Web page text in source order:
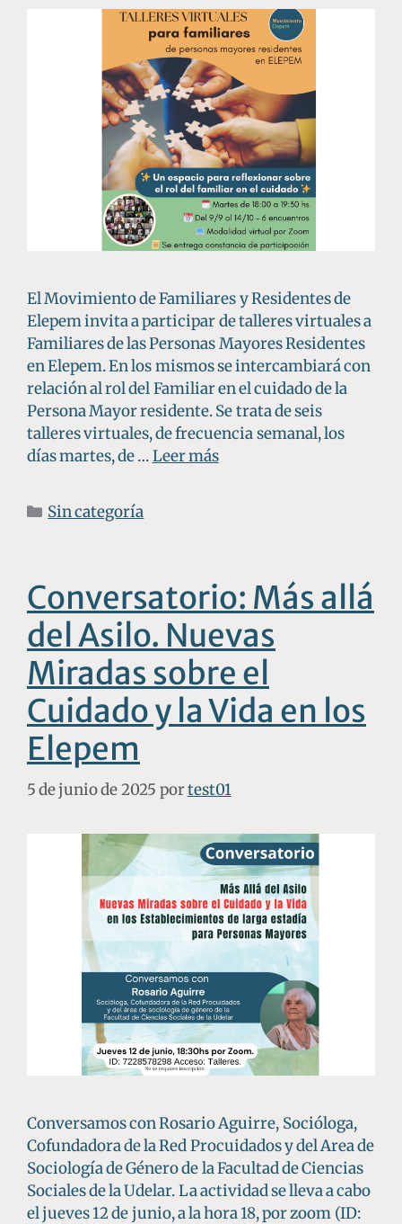
El Movimiento de Familiares y Residentes de
Elepem invita a participar de talleres virtuales a
Familiares de las Personas Mayores Residentes
en Elepem. En los mismos se intercambiará con
relación al rol del Familiar en el cuidado de la
Persona Mayor residente. Se trata de seis
talleres virtuales, de frecuencia semanal, los
días martes, de …Leer más
Sin categoría
Conversatorio: Más allá
del Asilo. Nuevas
Miradas sobre el
Cuidado y la Vida en los
Elepem
5 de junio de 2025 portest01
Conversamos con Rosario Aguirre, Socióloga,
Cofundadora de la Red Procuidados y del Area de
Sociología de Género de la Facultad de Ciencias
Sociales de la Udelar. La actividad se lleva a cabo
el jueves 12 de junio, a la hora 18, por zoom (ID: